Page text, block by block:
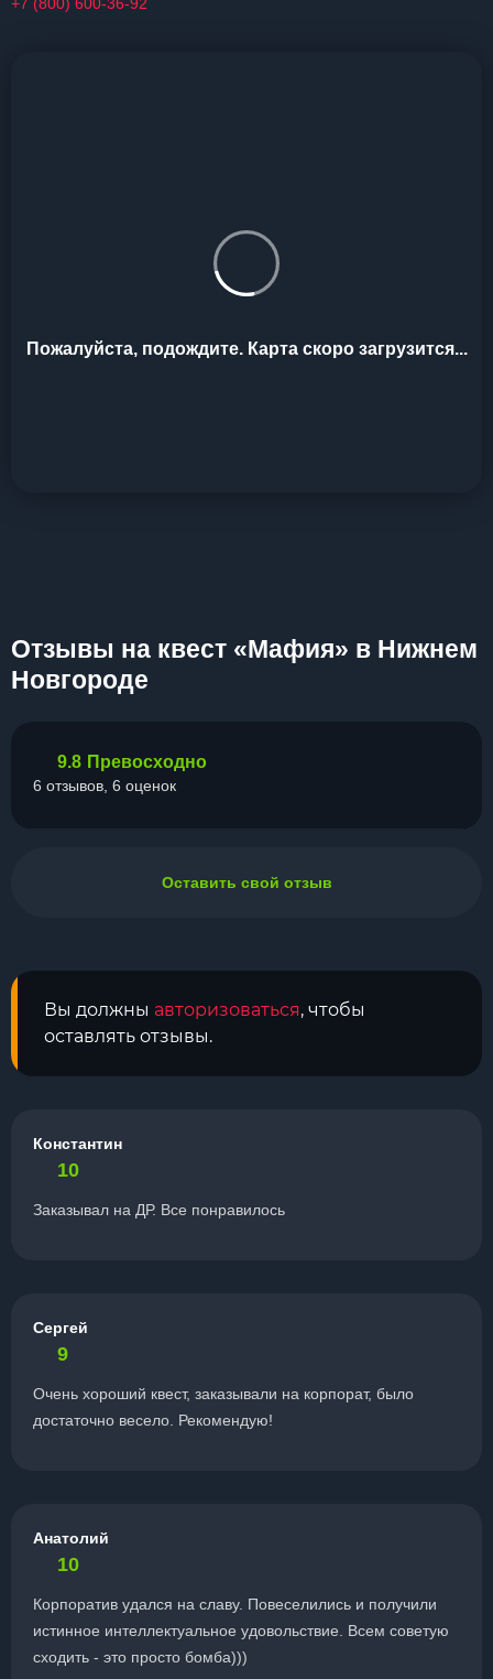
Пожалуйста, подождите. Карта скоро загрузится...
Отзывы на квест «Мафия» в Нижнем
Новгороде
Вы должны авторизоваться, чтобы
оставлять отзывы.
Константин
10
Заказывал на ДР. Все понравилось
Сергей
9
Очень хороший квест, заказывали на корпорат, было
достаточно весело. Рекомендую!
Анатолий
10
Корпоратив удался на славу. Повеселились и получили
истинное интеллектуальное удовольствие. Всем советую
сходить - это просто бомба)))
9.8 Превосходно
6 отзывов, 6 оценок
Оставить свой отзыв